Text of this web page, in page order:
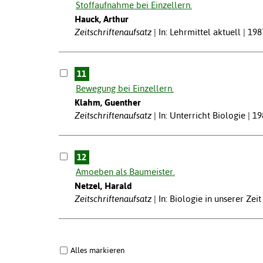
Stoffaufnahme bei Einzellern.
Hauck, Arthur
Zeitschriftenaufsatz
In: Lehrmittel aktuell |
11
Bewegung bei Einzellern.
Klahm, Guenther
Zeitschriftenaufsatz
In: Unterricht Biologie |
12
Amoeben als Baumeister.
Netzel, Harald
Zeitschriftenaufsatz
In: Biologie in unserer Zeit
Alles markieren